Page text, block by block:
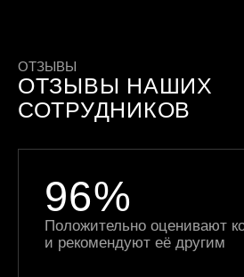
ОТЗЫВЫ
ОТЗЫВЫ НАШИХ
СОТРУДНИКОВ
96%
Положительно оценивают
и рекомендуют её другим